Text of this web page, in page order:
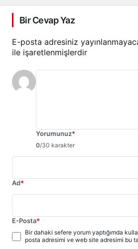
Bir Cevap Yaz
E-posta adresiniz
ile işaretlenmişlerdir
Yorumunuz*
0/30 karakter
Ad*
E-Posta*
Bir dahaki sefere yorum yaptığımda
posta adresimi ve web site adresimi bu